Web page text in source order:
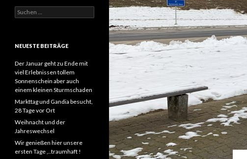
Suchen
nach:
NEUESTE BEITRÄGE
Der Januar geht zu Ende mit
viel Erlebnissen tollem
Sonnenschein aber auch
einem kleinen Sturmschaden
Markttag und Gandia besucht,
28 Tage vor Ort
Weihnacht und der
Jahreswechsel
Wir genießen hier unsere
ersten Tage ,..traumhaft !